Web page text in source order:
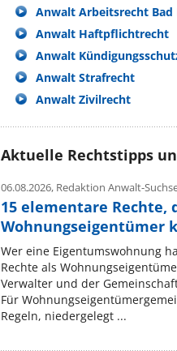
Anwalt Arbeitsrecht Bad
Anwalt Haftpflichtrecht
Anwalt
Anwalt Strafrecht
Anwalt Zivilrecht
Aktuelle Rechtstipps
06.08.2026, Redaktion Anwalt-
15 elementare Rechte,
Wohnungseigentümer
Wer eine Eigentumswohnung
Rechte als
Verwalter und der
Für
Regeln, niedergelegt ...